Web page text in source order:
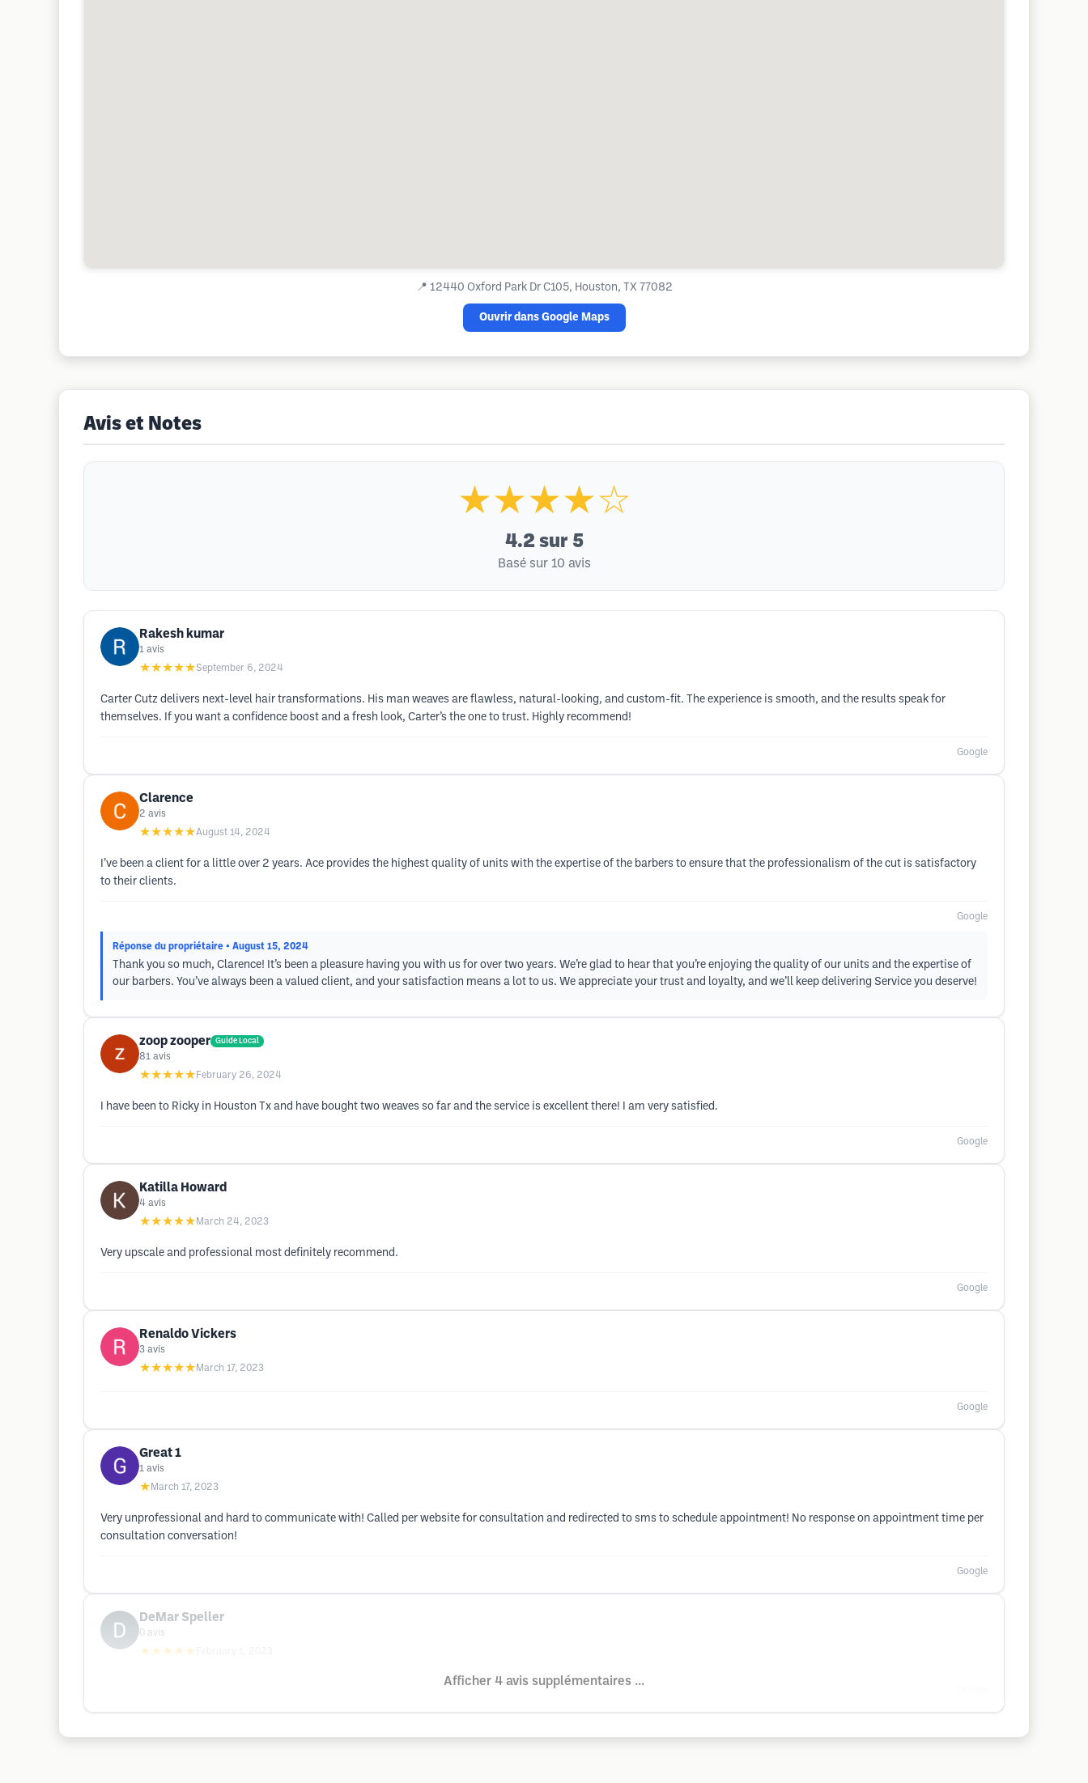
📍 12440 Oxford Park Dr C105, Houston, TX 77082
Ouvrir dans Google Maps
Avis et Notes
★★★★☆
4.2 sur 5
Basé sur 10 avis
Rakesh kumar
1 avis
★★★★★September 6, 2024
Carter Cutz delivers next-level hair transformations. His man weaves are flawless, natural-looking, and custom-fit. The experience is smooth, and the results speak for
themselves. If you want a confidence boost and a fresh look, Carter’s the one to trust. Highly recommend!
Google
Clarence
2 avis
★★★★★August 14, 2024
I’ve been a client for a little over 2 years. Ace provides the highest quality of units with the expertise of the barbers to ensure that the professionalism of the cut is satisfactory
to their clients.
Google
Réponse du propriétaire • August 15, 2024
Thank you so much, Clarence! It’s been a pleasure having you with us for over two years. We’re glad to hear that you’re enjoying the quality of our units and the expertise of
our barbers. You’ve always been a valued client, and your satisfaction means a lot to us. We appreciate your trust and loyalty, and we’ll keep delivering Service you deserve!
zoop zooper Guide Local
81 avis
★★★★★ February 26, 2024
I have been to Ricky in Houston Tx and have bought two weaves so far and the service is excellent there! I am very satisfied.
Google
Katilla Howard
4 avis
★★★★★ March 24, 2023
Very upscale and professional most definitely recommend.
Google
Renaldo Vickers
3 avis
★★★★★ March 17, 2023
Google
Great 1
1 avis
★ March 17, 2023
Very unprofessional and hard to communicate with! Called per website for consultation and redirected to sms to schedule appointment! No response on appointment time per
consultation conversation!
Google
DeMar Speller
avis
★★★★★
Afficher 4 avis supplémentaires ...